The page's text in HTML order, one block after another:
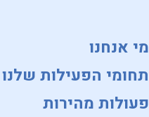
מי אנחנו
תחומי הפעילות שלנו
פעולות מהירות